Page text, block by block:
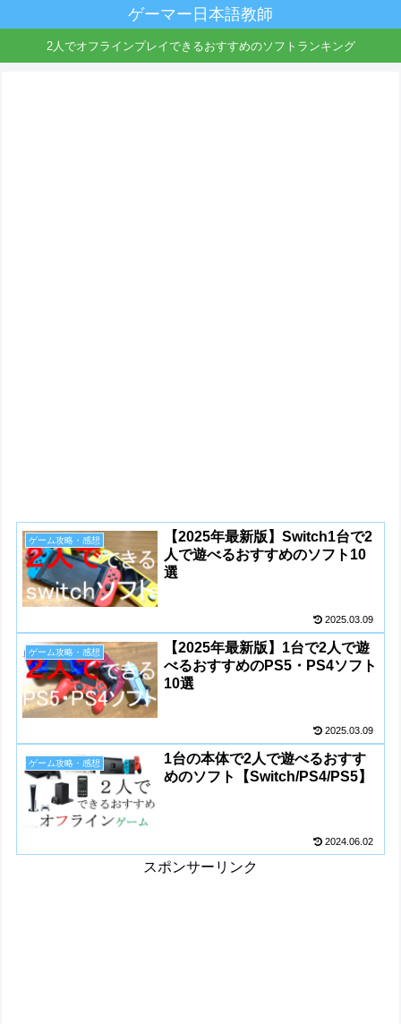
ゲーマー日本語教師
2人でオフラインプレイできるおすすめのソフトランキング
ゲーム攻略・感想
【2025年最新版】Switch1台で2
人で遊べるおすすめのソフト10
選
2025.03.09
ゲーム攻略・感想
【2025年最新版】1台で2人で遊
べるおすすめのPS5・PS4ソフト
10選
2025.03.09
ゲーム攻略・感想
1台の本体で2人で遊べるおすす
めのソフト【Switch/PS4/PS5】
2024.06.02
スポンサーリンク